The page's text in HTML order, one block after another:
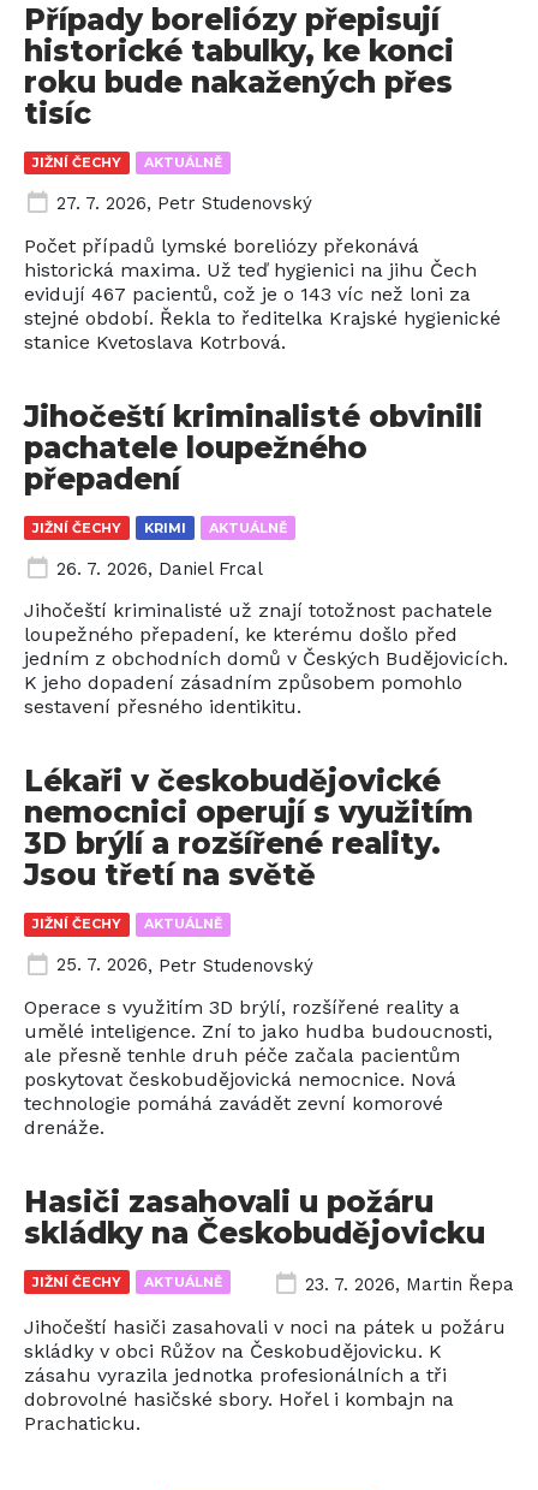
JIŽNÍ ČECHY AKTUÁLNĚ
Případy boreliózy přepisují
historické tabulky, ke konci
roku bude nakažených přes
tisíc
27. 7. 2026, Petr Studenovský
Počet případů lymské boreliózy překonává
historická maxima. Už teď hygienici na jihu Čech
evidují 467 pacientů, což je o 143 víc než loni za
stejné období. Řekla to ředitelka Krajské hygienické
stanice Kvetoslava Kotrbová.
JIŽNÍ ČECHY KRIMI AKTUÁLNĚ
Jihočeští kriminalisté obvinili
pachatele loupežného
přepadení
26. 7. 2026, Daniel Frcal
Jihočeští kriminalisté už znají totožnost pachatele
loupežného přepadení, ke kterému došlo před
jedním z obchodních domů v Českých Budějovicích.
K jeho dopadení zásadním způsobem pomohlo
sestavení přesného identikitu.
JIŽNÍ ČECHY AKTUÁLNĚ
Lékaři v českobudějovické
nemocnici operují s využitím
3D brýlí a rozšířené reality.
Jsou třetí na světě
25. 7. 2026, Petr Studenovský
Operace s využitím 3D brýlí, rozšířené reality a
umělé inteligence. Zní to jako hudba budoucnosti,
ale přesně tenhle druh péče začala pacientům
poskytovat českobudějovická nemocnice. Nová
technologie pomáhá zavádět zevní komorové
drenáže.
JIŽNÍ ČECHY AKTUÁLNĚ
Hasiči zasahovali u požáru
skládky na Českobudějovicku
23. 7. 2026, Martin Řepa
Jihočeští hasiči zasahovali v noci na pátek u požáru
skládky v obci Růžov na Českobudějovicku. K
zásahu vyrazila jednotka profesionálních a tři
dobrovolné hasičské sbory. Hořel i kombajn na
Prachaticku.